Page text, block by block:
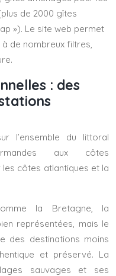
de 2000 gîtes
»). Le site web permet
de nombreux filtres,
: des
l’ensemble du littoral
aux côtes
côtes atlantiques et la
la Bretagne, la
représentées, mais le
des destinations moins
et préservé. La
sauvages et ses